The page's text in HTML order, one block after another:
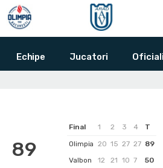
Echipe Jucatori Oficiali
89
Final 1 2 3 4
T
Olimpia 20 15 27 27 89
Valbon
12 21 10 7 50